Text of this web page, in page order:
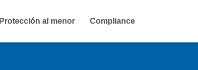
Protección al menor Compliance